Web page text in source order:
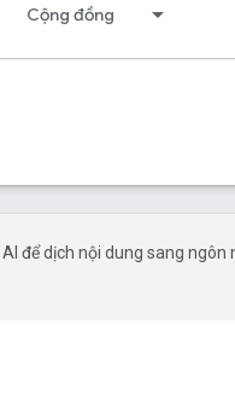
Cộng đồng
để dịch nội dung sang ngôn